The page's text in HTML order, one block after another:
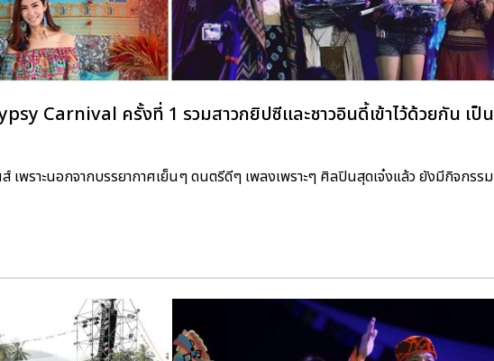
Carnival ครั้งที่ 1 รวมสาวกยิปซีและชาวอินดี้เข้าไว้ด้วยกัน เป็น
เพราะนอกจากบรรยากาศเย็นๆ ดนตรีดีๆ เพลงเพราะๆ ศิลปินสุดเจ๋งแล้ว ยังมีกิจกรรม